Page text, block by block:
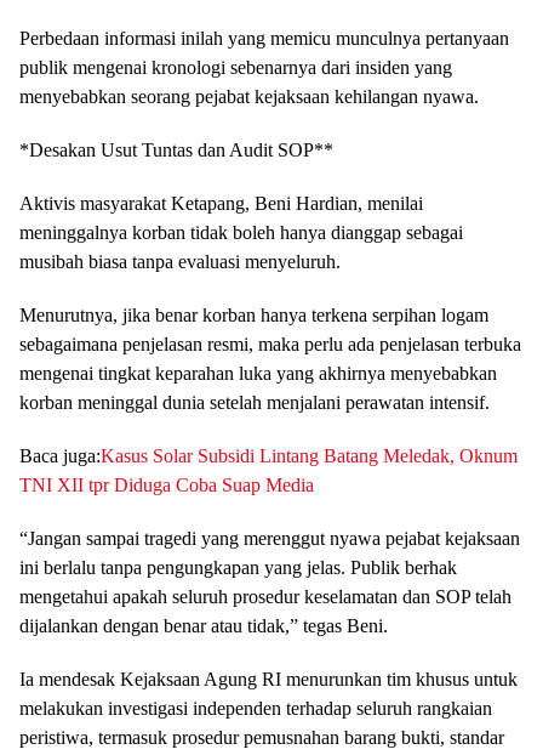
Perbedaan informasi inilah yang memicu munculnya pertanyaan
publik mengenai kronologi sebenarnya dari insiden yang
menyebabkan seorang pejabat kejaksaan kehilangan nyawa.
*Desakan Usut Tuntas dan Audit SOP**
Aktivis masyarakat Ketapang, Beni Hardian, menilai
meninggalnya korban tidak boleh hanya dianggap sebagai
musibah biasa tanpa evaluasi menyeluruh.
Menurutnya, jika benar korban hanya terkena serpihan logam
sebagaimana penjelasan resmi, maka perlu ada penjelasan terbuka
mengenai tingkat keparahan luka yang akhirnya menyebabkan
korban meninggal dunia setelah menjalani perawatan intensif.
Baca juga:Kasus Solar Subsidi Lintang Batang Meledak, Oknum
TNI XII tpr Diduga Coba Suap Media
“Jangan sampai tragedi yang merenggut nyawa pejabat kejaksaan
ini berlalu tanpa pengungkapan yang jelas. Publik berhak
mengetahui apakah seluruh prosedur keselamatan dan SOP telah
dijalankan dengan benar atau tidak,” tegas Beni.
Ia mendesak Kejaksaan Agung RI menurunkan tim khusus untuk
melakukan investigasi independen terhadap seluruh rangkaian
peristiwa, termasuk prosedur pemusnahan barang bukti, standar